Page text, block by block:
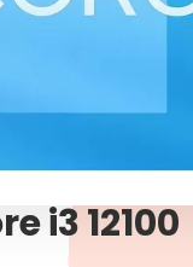
i3 12100